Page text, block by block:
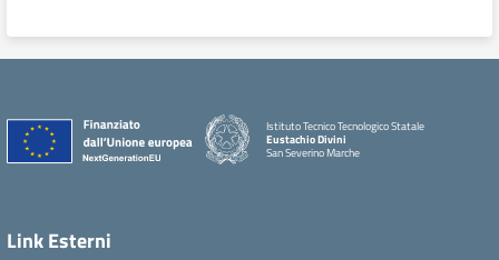
Istituto Tecnico Tecnologico Statale
Eustachio Divini
San Severino Marche
Link Esterni